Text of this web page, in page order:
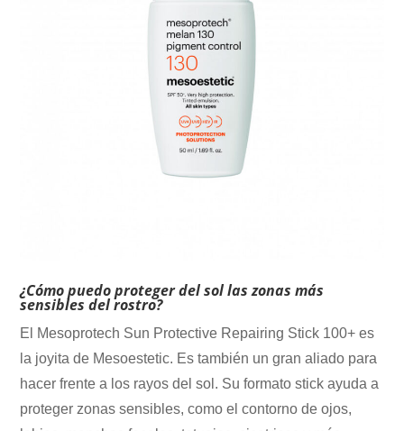
¿Cómo puedo proteger del sol las zonas más
sensibles del rostro?
El Mesoprotech Sun Protective Repairing Stick 100+ es
la joyita de Mesoestetic. Es también un gran aliado para
hacer frente a los rayos del sol. Su formato stick ayuda a
proteger zonas sensibles, como el contorno de ojos,